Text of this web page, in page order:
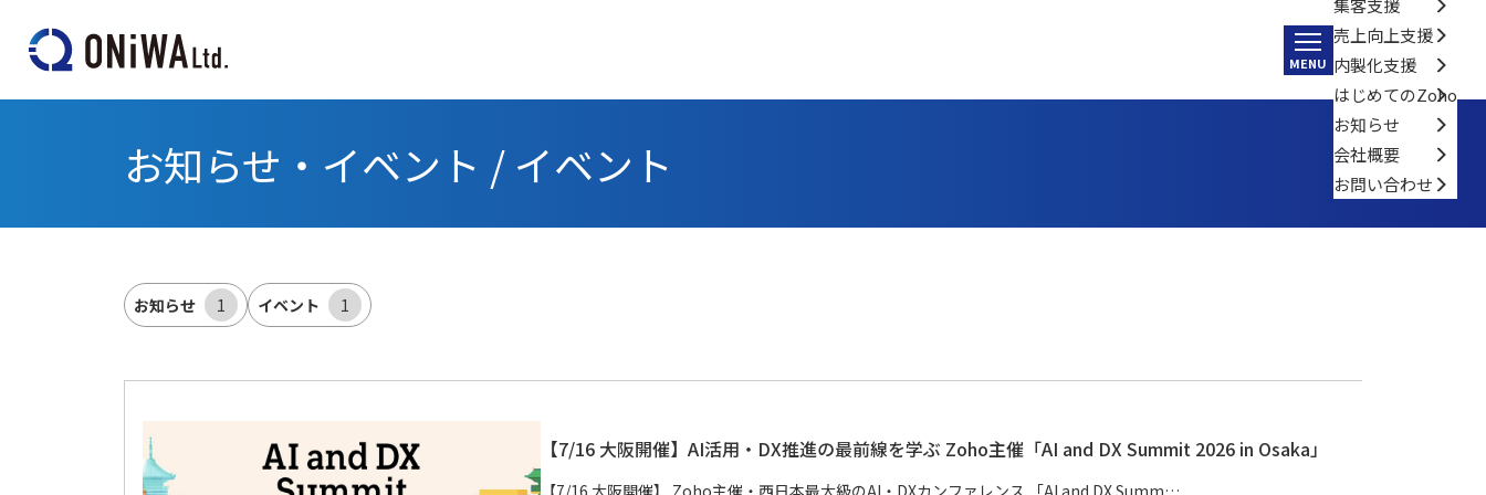
MENU
集客支援
売上向上支援
内製化支援
はじめてのZoho
お知らせ
会社概要
お問い合わせ
お知らせ・イベント / イベント
お知らせ 1 イベント 1
【7/16 大阪開催】AI活用・DX推進の最前線を学ぶ Zoho主催「AI and DX Summit 2026 in Osaka」
【7/16 大阪開催】 Zoho主催・西日本最大級のAI・DXカンファレンス 「AI and DX Summ…